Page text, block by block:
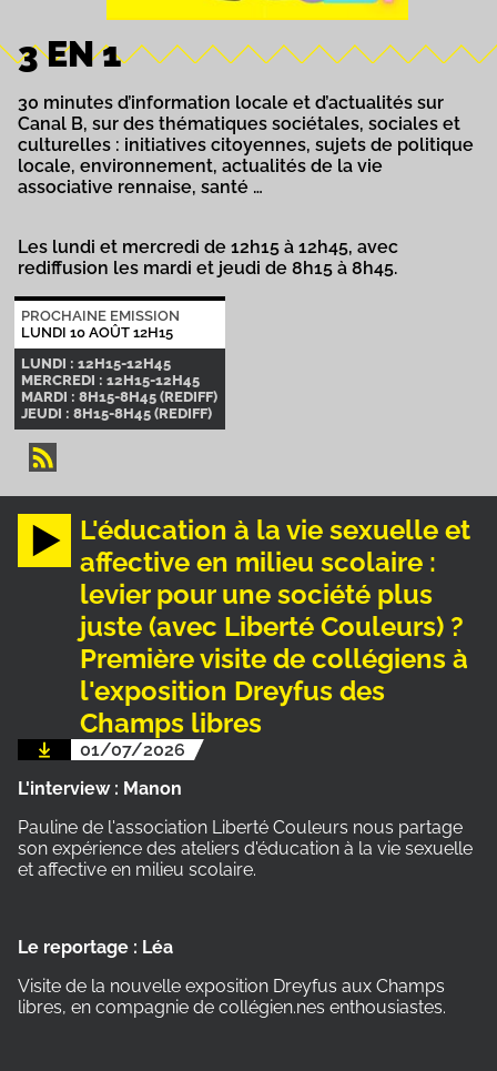
3 EN 1
30 minutes d’information locale et d’actualités sur
Canal B, sur des thématiques sociétales, sociales et
culturelles : initiatives citoyennes, sujets de politique
locale, environnement, actualités de la vie
associative rennaise, santé …
Les lundi et mercredi de 12h15 à 12h45, avec
rediffusion les mardi et jeudi de 8h15 à 8h45.
PROCHAINE EMISSION
LUNDI 10 AOÛT 12H15
LUNDI : 12H15-12H45
MERCREDI : 12H15-12H45
MARDI : 8H15-8H45 (REDIFF)
JEUDI : 8H15-8H45 (REDIFF)
L'éducation à la vie sexuelle et
affective en milieu scolaire :
levier pour une société plus
juste (avec Liberté Couleurs) ?
Première visite de collégiens à
l'exposition Dreyfus des
Champs libres
01/07/2026
L'interview : Manon
Pauline de l'association Liberté Couleurs nous partage
son expérience des ateliers d'éducation à la vie sexuelle
et affective en milieu scolaire.
Le reportage : Léa
Visite de la nouvelle exposition Dreyfus aux Champs
libres, en compagnie de collégien.nes enthousiastes.